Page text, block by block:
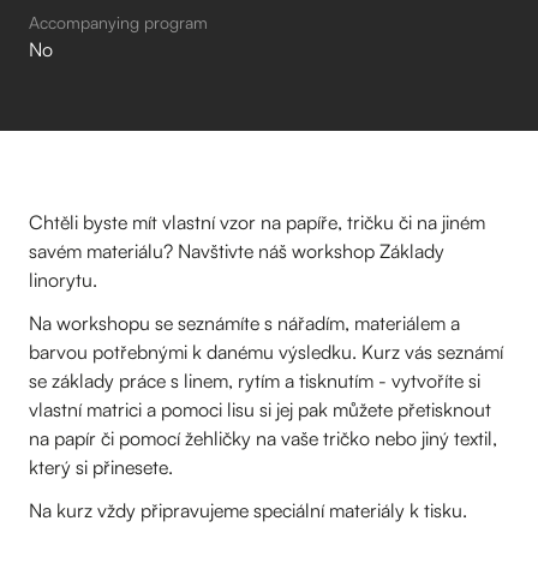
Accompanying program
No
Chtěli byste mít vlastní vzor na papíře, tričku či na jiném
savém materiálu? Navštivte náš workshop Základy
linorytu.
Na workshopu se seznámíte s nářadím, materiálem a
barvou potřebnými k danému výsledku. Kurz vás seznámí
se základy práce s linem, rytím a tisknutím - vytvoříte si
vlastní matrici a pomoci lisu si jej pak můžete přetisknout
na papír či pomocí žehličky na vaše tričko nebo jiný textil,
který si přinesete.
Na kurz vždy připravujeme speciální materiály k tisku.